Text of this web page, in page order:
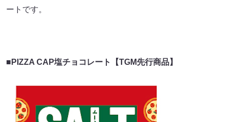
ートです。
■PIZZA CAP塩チョコレート【TGM先行商品】